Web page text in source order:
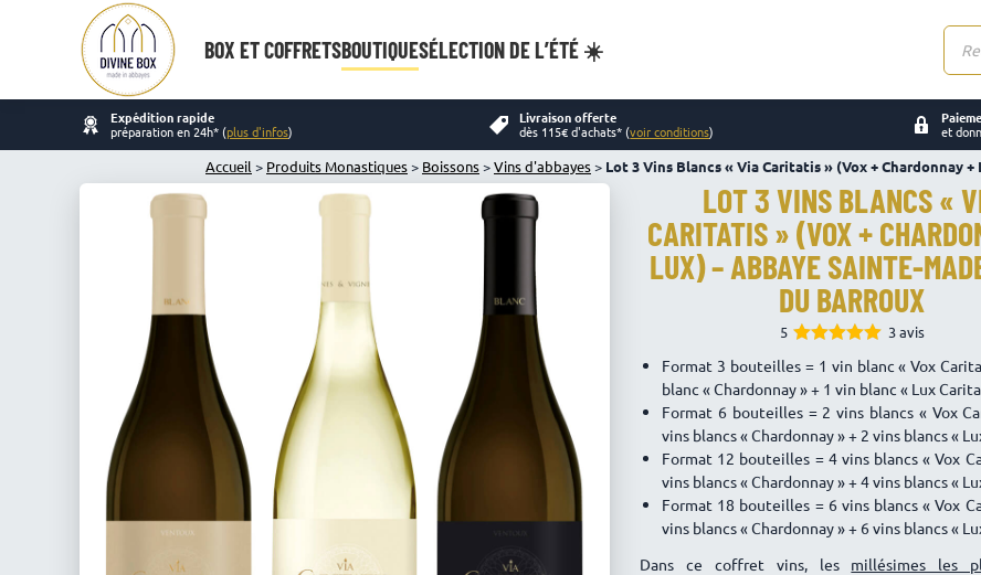
BOX ET COFFRETSBOUTIQUESÉLECTION DE L’ÉTÉ ☀️
Expédition rapide
préparation en 24h* (plus d'infos)
Livraison offerte
dès 115€ d'achats* (voir conditions)
et
Accueil > Produits Monastiques> Boissons>Vins d'abbayes> Lot 3 Vins Blancs « Via Caritatis » (Vox + Chardonnay
LOT 3 VINS BLANCS «
CARITATIS » (VOX +
LUX) – ABBAYE SAINTE-
DU BARROUX
5
Note 5.00
sur 5
3 avis
Format 3 bouteilles = 1 vin blanc « Vox
blanc « Chardonnay » + 1 vin blanc « Lux
Format 6 bouteilles = 2 vins blancs « Vox
vins blancs « Chardonnay » + 2 vins blancs «
Format 12 bouteilles = 4 vins blancs « Vox
vins blancs « Chardonnay » + 4 vins blancs «
Format 18 bouteilles = 6 vins blancs « Vox
vins blancs « Chardonnay » + 6 vins blancs «
Dans ce coffret vins, les millésimes les